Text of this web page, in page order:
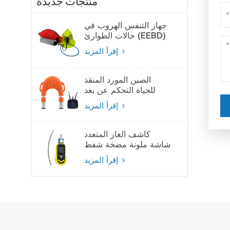
جهاز التنفس الهروب في
حالات الطوارئ (EEBD)
جهاز تنفس الهواء
الصين المورد المنقذ
للحياة التحكم عن بعد
لايفبوي
كاشف الغاز المتعدد
شاشة ملونة مضخة شفط
كاشف الغاز